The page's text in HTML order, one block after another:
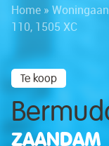
Home »
110, 1505 XC
Te koop
ZAANDAM